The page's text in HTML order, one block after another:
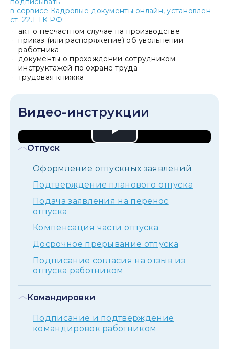
в сервисе Кадровые документы онлайн, установлен
ст. 22.1 ТК РФ:
акт о несчастном случае на производстве
приказ (или распоряжение) об увольнении
работника
документы о прохождении сотрудником
инструктажей по охране труда
трудовая книжка
Видео-инструкции
Play
Video
Отпуск
Оформление отпускных заявлений
Подтверждение планового отпуска
Подача заявления на перенос
отпуска
Компенсация части отпуска
Досрочное прерывание отпуска
Подписание согласия на отзыв из
отпуска работником
Командировки
Подписание и подтверждение
командировок работником